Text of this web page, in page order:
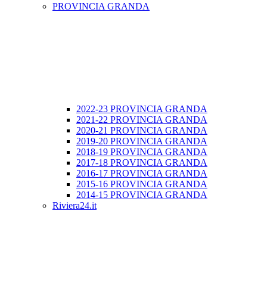
PROVINCIA GRANDA
2022-23 PROVINCIA GRANDA
2021-22 PROVINCIA GRANDA
2020-21 PROVINCIA GRANDA
2019-20 PROVINCIA GRANDA
2018-19 PROVINCIA GRANDA
2017-18 PROVINCIA GRANDA
2016-17 PROVINCIA GRANDA
2015-16 PROVINCIA GRANDA
2014-15 PROVINCIA GRANDA
Riviera24.it